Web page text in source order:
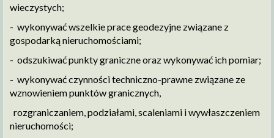
wieczystych;
- wykonywać wszelkie prace geodezyjne związane z
gospodarką nieruchomościami;
- odszukiwać punkty graniczne oraz wykonywać ich pomiar;
- wykonywać czynności techniczno-prawne związane ze
wznowieniem punktów granicznych,
rozgraniczaniem, podziałami, scaleniami i wywłaszczeniem
nieruchomości;